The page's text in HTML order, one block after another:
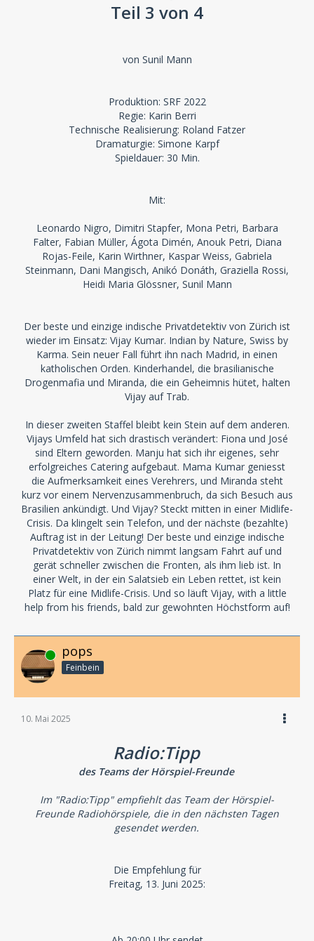
Teil 3 von 4
von Sunil Mann
Produktion: SRF 2022
Regie: Karin Berri
Technische Realisierung: Roland Fatzer
Dramaturgie: Simone Karpf
Spieldauer: 30 Min.
Mit:
Leonardo Nigro, Dimitri Stapfer, Mona Petri, Barbara
Falter, Fabian Müller, Ágota Dimén, Anouk Petri, Diana
Rojas-Feile, Karin Wirthner, Kaspar Weiss, Gabriela
Steinmann, Dani Mangisch, Anikó Donáth, Graziella Rossi,
Heidi Maria Glössner, Sunil Mann
Der beste und einzige indische Privatdetektiv von Zürich ist
wieder im Einsatz: Vijay Kumar. Indian by Nature, Swiss by
Karma. Sein neuer Fall führt ihn nach Madrid, in einen
katholischen Orden. Kinderhandel, die brasilianische
Drogenmafia und Miranda, die ein Geheimnis hütet, halten
Vijay auf Trab.
In dieser zweiten Staffel bleibt kein Stein auf dem anderen.
Vijays Umfeld hat sich drastisch verändert: Fiona und José
sind Eltern geworden. Manju hat sich ihr eigenes, sehr
erfolgreiches Catering aufgebaut. Mama Kumar geniesst
die Aufmerksamkeit eines Verehrers, und Miranda steht
kurz vor einem Nervenzusammenbruch, da sich Besuch aus
Brasilien ankündigt. Und Vijay? Steckt mitten in einer Midlife-
Crisis. Da klingelt sein Telefon, und der nächste (bezahlte)
Auftrag ist in der Leitung! Der beste und einzige indische
Privatdetektiv von Zürich nimmt langsam Fahrt auf und
gerät schneller zwischen die Fronten, als ihm lieb ist. In
einer Welt, in der ein Salatsieb ein Leben rettet, ist kein
Platz für eine Midlife-Crisis. Und so läuft Vijay, with a little
help from his friends, bald zur gewohnten Höchstform auf!
Online pops
Feinbein
10. Mai 2025
Radio:Tipp
des Teams der Hörspiel-Freunde
Im "Radio:Tipp" empfiehlt das Team der Hörspiel-
Freunde Radiohörspiele, die in den nächsten Tagen
gesendet werden.
Die Empfehlung für
Freitag, 13. Juni 2025: